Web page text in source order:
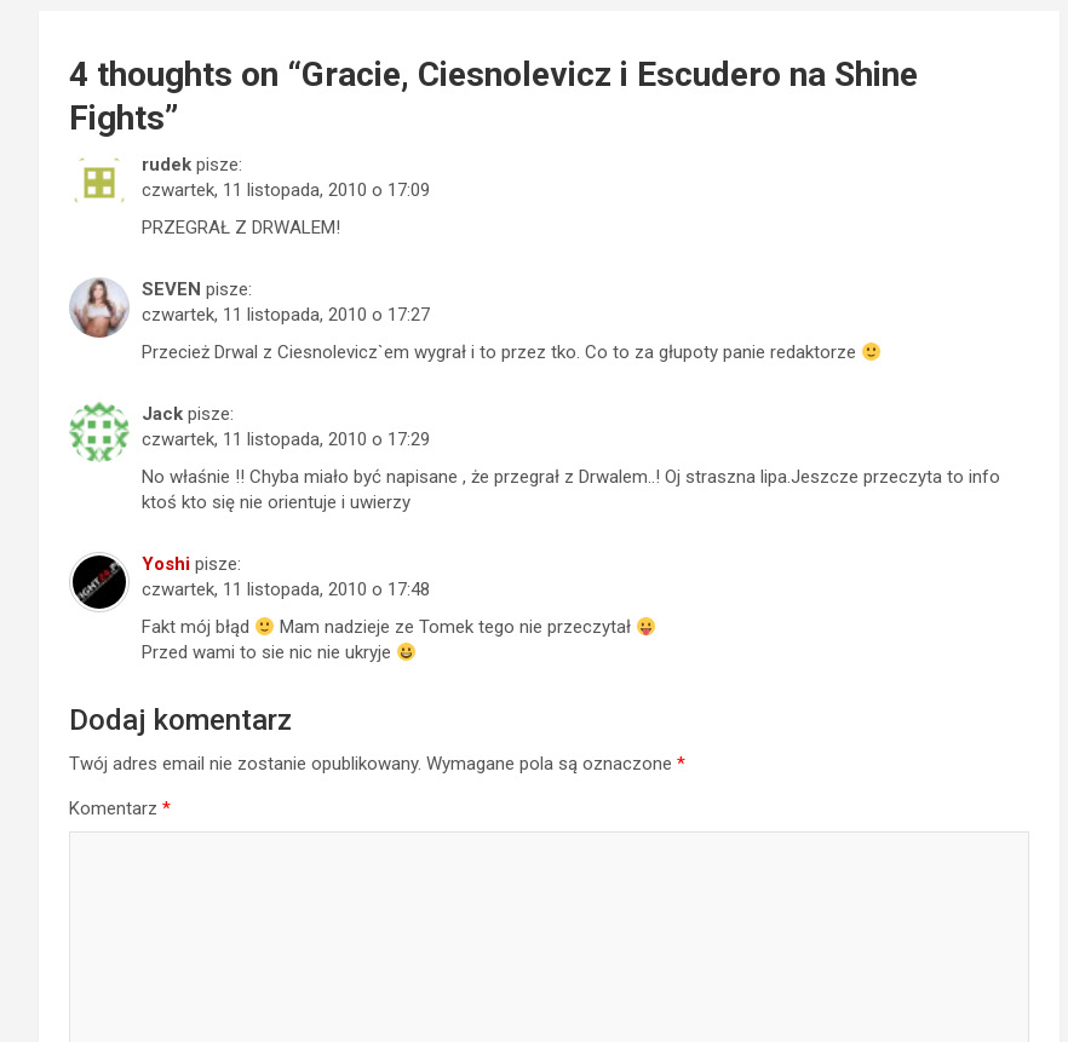
4 thoughts on “Gracie, Ciesnolevicz i Escudero na Shine
Fights”
rudek pisze:
czwartek, 11 listopada, 2010 o 17:09
PRZEGRAŁ Z DRWALEM!
SEVEN pisze:
czwartek, 11 listopada, 2010 o 17:27
Przecież Drwal z Ciesnolevicz`em wygrał i to przez tko. Co to za głupoty panie redaktorze
Jack pisze:
czwartek, 11 listopada, 2010 o 17:29
No właśnie !! Chyba miało być napisane , że przegrał z Drwalem..! Oj straszna lipa.Jeszcze przeczyta to info
ktoś kto się nie orientuje i uwierzy
Yoshi pisze:
czwartek, 11 listopada, 2010 o 17:48
Fakt mój błąd
Mam nadzieje ze Tomek tego nie przeczytał
Przed wami to sie nic nie ukryje
Dodaj komentarz
Twój adres email nie zostanie opublikowany. Wymagane pola są oznaczone *
Komentarz *